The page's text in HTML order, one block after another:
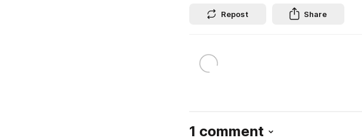
Repost Share
1 comment